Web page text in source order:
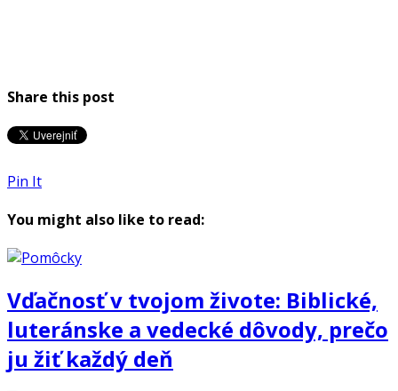
Share this post
Pin It
You might also like to read:
Vďačnosť v tvojom živote: Biblické,
luteránske a vedecké dôvody, prečo
ju žiť každý deň